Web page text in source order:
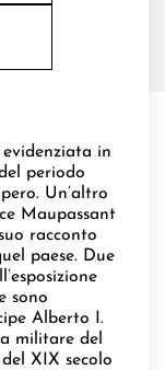
in
periodo
Un’altro
Maupassant
racconto
paese. Due
sono
Alberto I.
militare del
XIX secolo